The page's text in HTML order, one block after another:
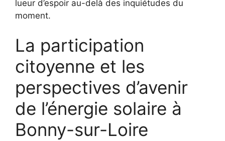
lueur d’espoir au-delà des inquiétudes du
moment.
La participation
citoyenne et les
perspectives d’avenir
de l’énergie solaire à
Bonny-sur-Loire